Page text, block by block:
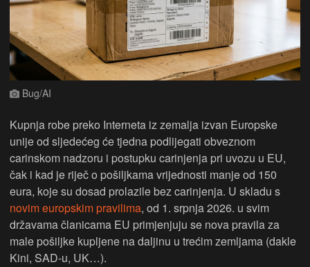
Bug/AI
Kupnja robe preko Interneta iz zemalja izvan Europske
unije od sljedećeg će tjedna podlijegati obveznom
carinskom nadzoru i postupku carinjenja pri uvozu u EU,
čak i kad je riječ o pošiljkama vrijednosti manje od 150
eura, koje su dosad prolazile bez carinjenja. U skladu s
novim europskim pravilima, od 1. srpnja 2026. u svim
državama članicama EU primjenjuju se nova pravila za
male pošiljke kupljene na daljinu u trećim zemljama (dakle
Kini, SAD-u, UK…).